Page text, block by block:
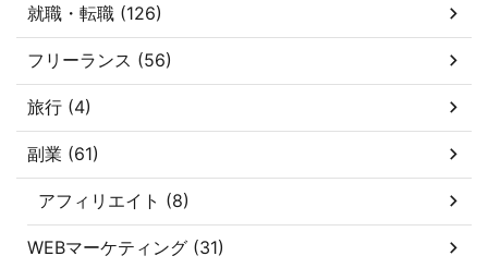
就職・転職 (126)
フリーランス (56)
旅行 (4)
副業 (61)
アフィリエイト (8)
WEBマーケティング (31)